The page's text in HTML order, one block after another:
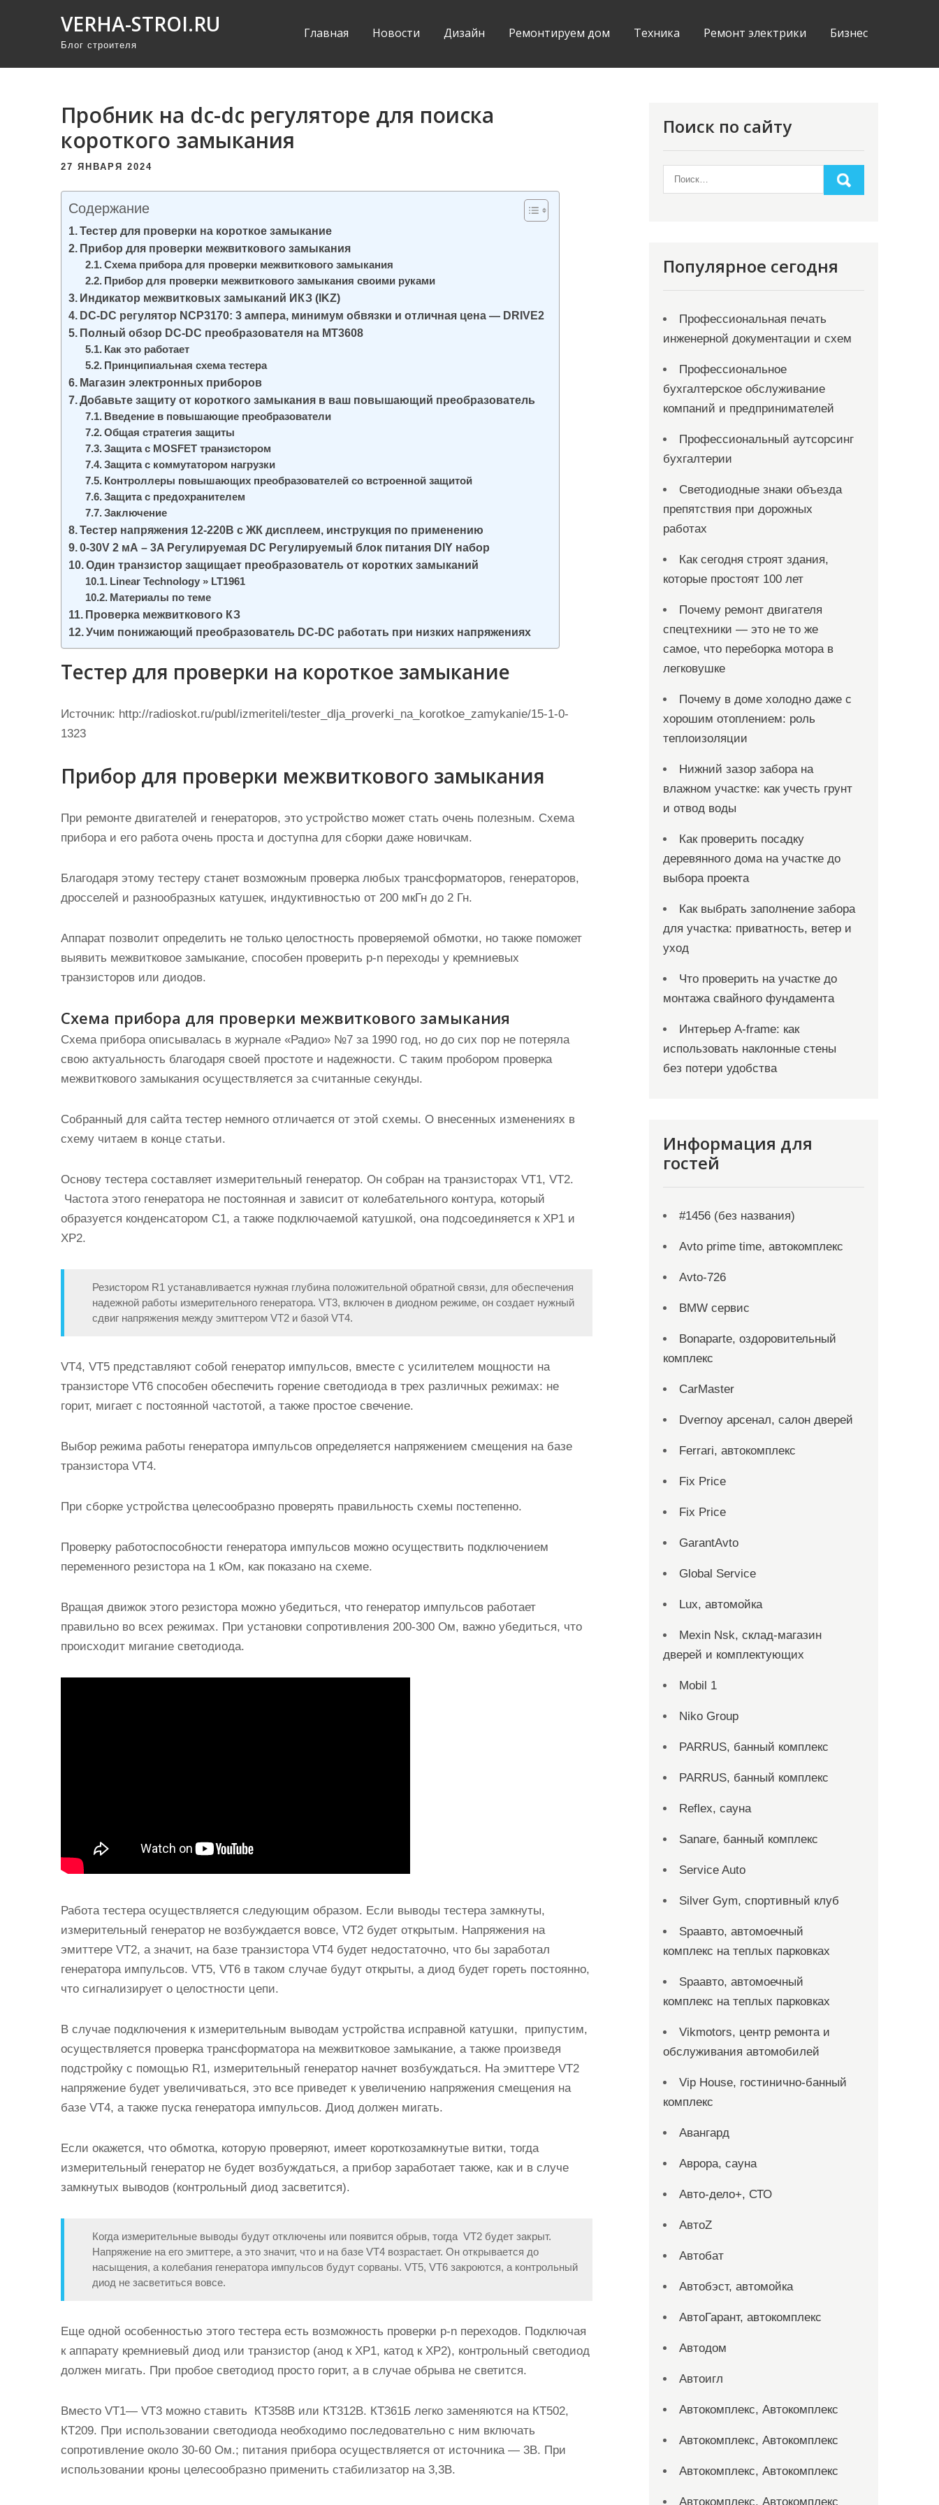
м
VERHA-STROI.RU
Блог строителя
Главная Новости Дизайн Ремонтируем дом Техника Ремонт электрики Бизнес
Пробник на dc-dc регуляторе для поиска
короткого замыкания
27 ЯНВАРЯ 2024
Содержание
Тестер для проверки на короткое замыкание
Прибор для проверки межвиткового замыкания
Схема прибора для проверки межвиткового замыкания
Прибор для проверки межвиткового замыкания своими руками
Индикатор межвитковых замыканий ИКЗ (IKZ)
DC-DC регулятор NСP3170: 3 ампера, минимум обвязки и отличная цена — DRIVE2
Полный обзор DC-DC преобразователя на MT3608
Как это работает
Принципиальная схема тестера
Магазин электронных приборов
Добавьте защиту от короткого замыкания в ваш повышающий преобразователь
Введение в повышающие преобразователи
Общая стратегия защиты
Защита с MOSFET транзистором
Защита с коммутатором нагрузки
Контроллеры повышающих преобразователей со встроенной защитой
Защита с предохранителем
Заключение
Тестер напряжения 12-220В с ЖК дисплеем, инструкция по применению
0-30V 2 мА – 3A Регулируемая DC Регулируемый блок питания DIY набор
Один транзистор защищает преобразователь от коротких замыканий
Linear Technology » LT1961
Материалы по теме
Проверка межвиткового КЗ
Учим понижающий преобразователь DC-DC работать при низких напряжениях
Тестер для проверки на короткое замыкание
Источник: http://radioskot.ru/publ/izmeriteli/tester_dlja_proverki_na_korotkoe_zamykanie/15-1-0-
1323
Прибор для проверки межвиткового замыкания
При ремонте двигателей и генераторов, это устройство может стать очень полезным. Схема
прибора и его работа очень проста и доступна для сборки даже новичкам.
Благодаря этому тестеру станет возможным проверка любых трансформаторов, генераторов,
дросселей и разнообразных катушек, индуктивностью от 200 мкГн до 2 Гн.
Аппарат позволит определить не только целостность проверяемой обмотки, но также поможет
выявить межвитковое замыкание, способен проверить p-n переходы у кремниевых
транзисторов или диодов.
Схема прибора для проверки межвиткового замыкания
Схема прибора описывалась в журнале «Радио» №7 за 1990 год, но до сих пор не потеряла
свою актуальность благодаря своей простоте и надежности. С таким пробором проверка
межвиткового замыкания осуществляется за считанные секунды.
Собранный для сайта тестер немного отличается от этой схемы. О внесенных изменениях в
схему читаем в конце статьи.
Основу тестера составляет измерительный генератор. Он собран на транзисторах VT1, VT2.
Частота этого генератора не постоянная и зависит от колебательного контура, который
образуется конденсатором С1, а также подключаемой катушкой, она подсоединяется к ХР1 и
ХР2.
Резистором R1 устанавливается нужная глубина положительной обратной связи, для обеспечения
надежной работы измерительного генератора. VT3, включен в диодном режиме, он создает нужный
сдвиг напряжения между эмиттером VT2 и базой VT4.
VT4, VT5 представляют собой генератор импульсов, вместе с усилителем мощности на
транзисторе VT6 способен обеспечить горение светодиода в трех различных режимах: не
горит, мигает с постоянной частотой, а также простое свечение.
Выбор режима работы генератора импульсов определяется напряжением смещения на базе
транзистора VT4.
При сборке устройства целесообразно проверять правильность схемы постепенно.
Проверку работоспособности генератора импульсов можно осуществить подключением
переменного резистора на 1 кОм, как показано на схеме.
Вращая движок этого резистора можно убедиться, что генератор импульсов работает
правильно во всех режимах. При установки сопротивления 200-300 Ом, важно убедиться, что
происходит мигание светодиода.
Работа тестера осуществляется следующим образом. Если выводы тестера замкнуты,
измерительный генератор не возбуждается вовсе, VT2 будет открытым. Напряжения на
эмиттере VT2, а значит, на базе транзистора VT4 будет недостаточно, что бы заработал
генератора импульсов. VT5, VT6 в таком случае будут открыты, а диод будет гореть постоянно,
что сигнализирует о целостности цепи.
В случае подключения к измерительным выводам устройства исправной катушки, припустим,
осуществляется проверка трансформатора на межвитковое замыкание, а также произведя
подстройку с помощью R1, измерительный генератор начнет возбуждаться. На эмиттере VT2
напряжение будет увеличиваться, это все приведет к увеличению напряжения смещения на
базе VT4, а также пуска генератора импульсов. Диод должен мигать.
Если окажется, что обмотка, которую проверяют, имеет короткозамкнутые витки, тогда
измерительный генератор не будет возбуждаться, а прибор заработает также, как и в случе
замкнутых выводов (контрольный диод засветится).
Когда измерительные выводы будут отключены или появится обрыв, тогда VT2 будет закрыт.
Напряжение на его эмиттере, а это значит, что и на базе VT4 возрастает. Он открывается до
насыщения, а колебания генератора импульсов будут сорваны. VT5, VT6 закроются, а контрольный
диод не засветиться вовсе.
Еще одной особенностью этого тестера есть возможность проверки p-n переходов. Подключая
к аппарату кремниевый диод или транзистор (анод к ХР1, катод к ХР2), контрольный светодиод
должен мигать. При пробое светодиод просто горит, а в случае обрыва не светится.
Вместо VT1— VT3 можно ставить КТ358В или КТ312В. КТ361Б легко заменяются на КТ502,
КТ209. При использовании светодиода необходимо последовательно с ним включать
сопротивление около 30-60 Ом.; питания прибора осуществляется от источника — 3В. При
использовании кроны целесообразно применить стабилизатор на 3,3В.
Поиск по сайту
Популярное сегодня
Профессиональная печать
инженерной документации и схем
Профессиональное
бухгалтерское обслуживание
компаний и предпринимателей
Профессиональный аутсорсинг
бухгалтерии
Светодиодные знаки объезда
препятствия при дорожных
работах
Как сегодня строят здания,
которые простоят 100 лет
Почему ремонт двигателя
спецтехники — это не то же
самое, что переборка мотора в
легковушке
Почему в доме холодно даже с
хорошим отоплением: роль
теплоизоляции
Нижний зазор забора на
влажном участке: как учесть грунт
и отвод воды
Как проверить посадку
деревянного дома на участке до
выбора проекта
Как выбрать заполнение забора
для участка: приватность, ветер и
уход
Что проверить на участке до
монтажа свайного фундамента
Интерьер A-frame: как
использовать наклонные стены
без потери удобства
Информация для
гостей
#1456 (без названия)
Avto prime time, автокомплекс
Avto-726
BMW сервис
Bonaparte, оздоровительный
комплекс
CarMaster
Dvernoy арсенал, салон дверей
Ferrari, автокомплекс
Fix Price
Fix Price
GarantAvto
Global Service
Lux, автомойка
Mexin Nsk, склад-магазин
дверей и комплектующих
Mobil 1
Niko Group
PARRUS, банный комплекс
PARRUS, банный комплекс
Reflex, сауна
Sanare, банный комплекс
Service Auto
Silver Gym, спортивный клуб
Spaавто, автомоечный
комплекс на теплых парковках
Spaавто, автомоечный
комплекс на теплых парковках
Vikmotors, центр ремонта и
обслуживания автомобилей
Vip House, гостинично-банный
комплекс
Авангард
Аврора, сауна
Авто-дело+, СТО
АвтоZ
Автобат
Автобэст, автомойка
АвтоГарант, автокомплекс
Автодом
Автоигл
Автокомплекс, Автокомплекс
Автокомплекс, Автокомплекс
Автокомплекс, Автокомплекс
Автокомплекс, Автокомплекс